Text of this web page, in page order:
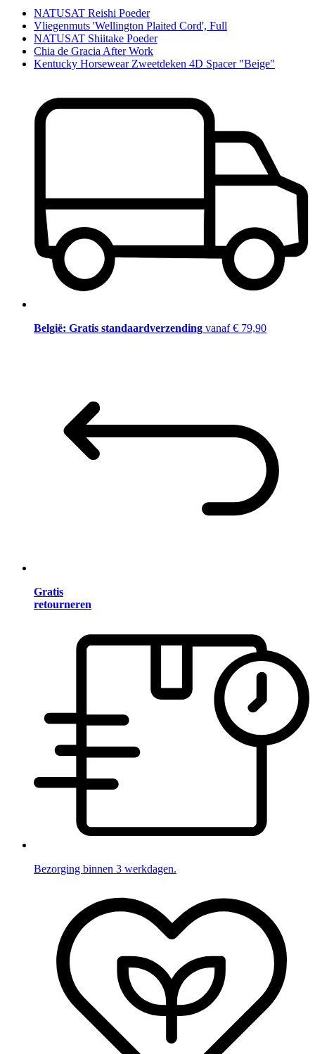
NATUSAT Reishi Poeder
Vliegenmuts 'Wellington Plaited Cord', Full
NATUSAT Shiitake Poeder
Chia de Gracia After Work
Kentucky Horsewear Zweetdeken 4D Spacer "Beige"
België: Gratis standaardverzending vanaf € 79,90
Gratis
retourneren
Bezorging binnen 3 werkdagen.